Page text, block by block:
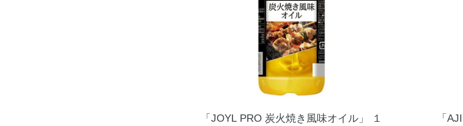
「JOYL PRO 炭火焼き風味オイル」
１
「